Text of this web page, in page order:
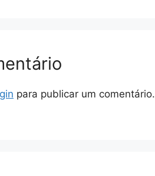
para publicar um comentário.